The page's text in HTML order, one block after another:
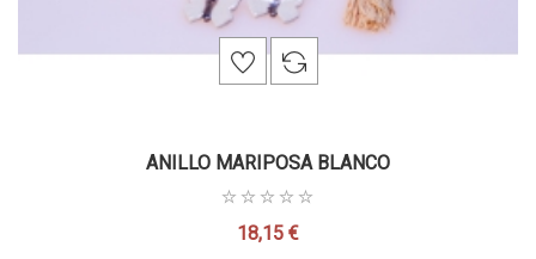
ANILLO MARIPOSA BLANCO
Precio
18,15 €